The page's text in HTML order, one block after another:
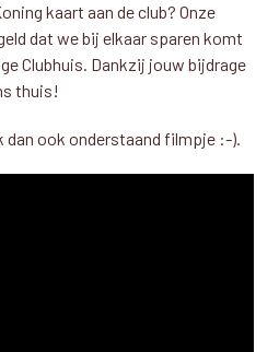
kaart aan de club? Onze
dat we bij elkaar sparen komt
Clubhuis. Dankzij jouw bijdrage
thuis!
dan ook onderstaand filmpje :-).